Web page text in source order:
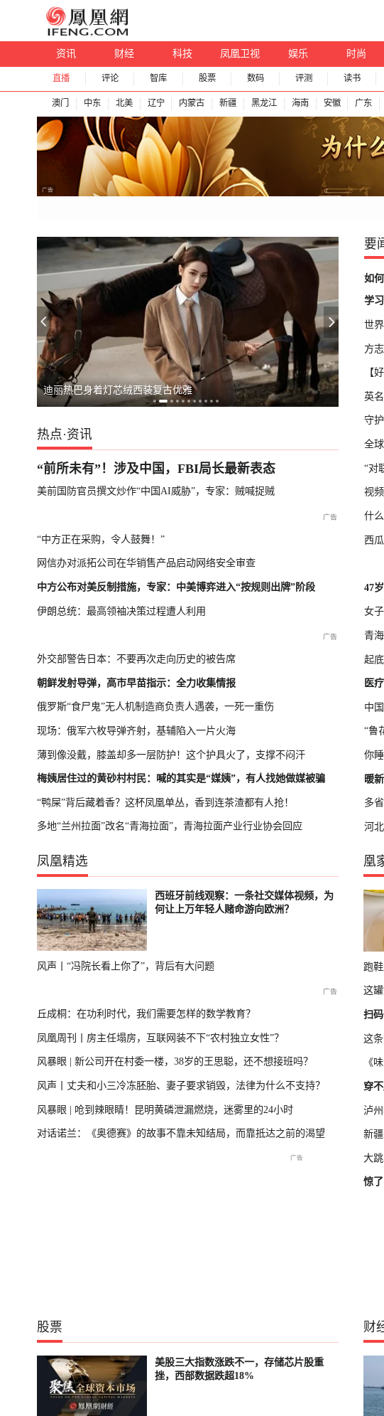
资讯 财经 科技 凤凰卫视 娱乐 时尚
直播 评论 智库 股票 数码 评测 读书
澳门 中东 北美 辽宁 内蒙古 新疆 黑龙江 海南 安徽 广东
迪丽热巴身着灯芯绒西装复古优雅 茅台镇
热点 ·资讯
“前所未有”！涉及中国，FBI局长最新表态
美前国防官员撰文炒作“中国AI威胁”，专家：贼喊捉贼
“中方正在采购，令人鼓舞！”
网信办对派拓公司在华销售产品启动网络安全审查
中方公布对美反制措施，专家：中美博弈进入“按规则出牌”阶段
伊朗总统：最高领袖决策过程遭人利用
外交部警告日本：不要再次走向历史的被告席
朝鲜发射导弹，高市早苗指示：全力收集情报
俄罗斯“食尸鬼”无人机制造商负责人遇袭，一死一重伤
现场：俄军六枚导弹齐射，基辅陷入一片火海
薄到像没戴，膝盖却多一层防护！这个护具火了，支撑不闷汗
梅姨居住过的黄砂村村民：喊的其实是“媒姨”，有人找她做媒被骗
“鸭屎”背后藏着香？这杯凤凰单丛，香到连茶渣都有人抢！
多地“兰州拉面”改名“青海拉面”，青海拉面产业行业协会回应
要
如
学
世
方
【
英
守
全
“对
视
什
西
47
女
青
起
医
中
“鲁
你
暖
多
河
台湾启动汉光演习，学者：制造紧张局势捞预算 专家：朝鲜发射导弹，威慑日本
凤凰精选
西班牙前线观察：一条社交媒体视频，为
何让上万年轻人赌命游向欧洲？
风声丨“冯院长看上你了”，背后有大问题
丘成桐：在功利时代，我们需要怎样的数学教育？
凤凰周刊丨房主任塌房，互联网装不下“农村独立女性”？
风暴眼 | 新公司开在村委一楼，38岁的王思聪，还不想接班吗？
风声丨丈夫和小三冷冻胚胎、妻子要求销毁，法律为什么不支持？
风暴眼 | 呛到辣眼睛！昆明黄磷泄漏燃烧，迷雾里的24小时
对话诺兰：《奥德赛》的故事不靠未知结局，而靠抵达之前的渴望
凰
跑
这
扫
这
《
穿
泸
新
大
惊
交流现场
年大会特别报道
轮播中
播
经济
股票
美股三大指数涨跌不一，存储芯片股重
挫，西部数据跌超18%
财